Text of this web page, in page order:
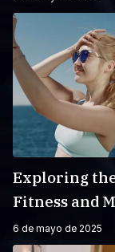
Exploring
Fitness and
6 de mayo de 2025